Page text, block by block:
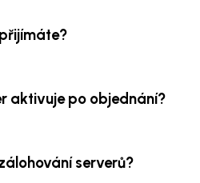
aktivuje po objednání?
serverů?